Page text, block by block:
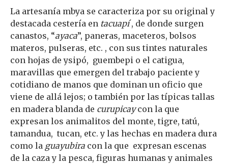
La artesanía mbya se caracteriza por su original y
destacada cestería en tacuapí, de donde surgen
canastos, “ayaca”, paneras, maceteros, bolsos
materos, pulseras, etc. , con sus tintes naturales
con hojas de ysipó, guembepi o el catigua,
maravillas que emergen del trabajo paciente y
cotidiano de manos que dominan un oficio que
viene de allá lejos; o también por las típicas tallas
en madera blanda de curupicaycon la que
expresan los animalitos del monte, tigre, tatú,
tamandua, tucan, etc. y las hechas en madera dura
como la guayubira con la que expresan escenas
de la caza y la pesca, figuras humanas y animales